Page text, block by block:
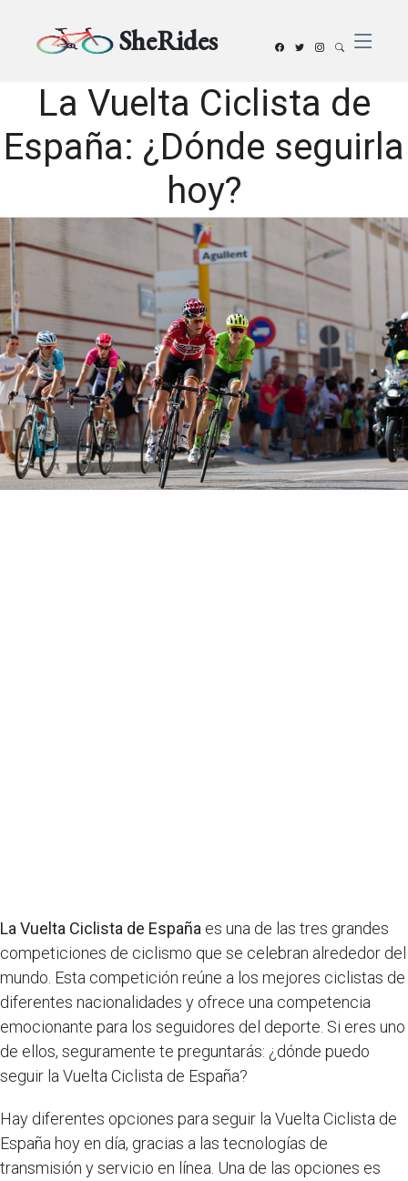
SheRides
La Vuelta Ciclista de
España: ¿Dónde seguirla
hoy?
La Vuelta Ciclista de España es una de las tres grandes
competiciones de ciclismo que se celebran alrededor del
mundo. Esta competición reúne a los mejores ciclistas de
diferentes nacionalidades y ofrece una competencia
emocionante para los seguidores del deporte. Si eres uno
de ellos, seguramente te preguntarás: ¿dónde puedo
seguir la Vuelta Ciclista de España?
Hay diferentes opciones para seguir la Vuelta Ciclista de
España hoy en día, gracias a las tecnologías de
transmisión y servicio en línea. Una de las opciones es